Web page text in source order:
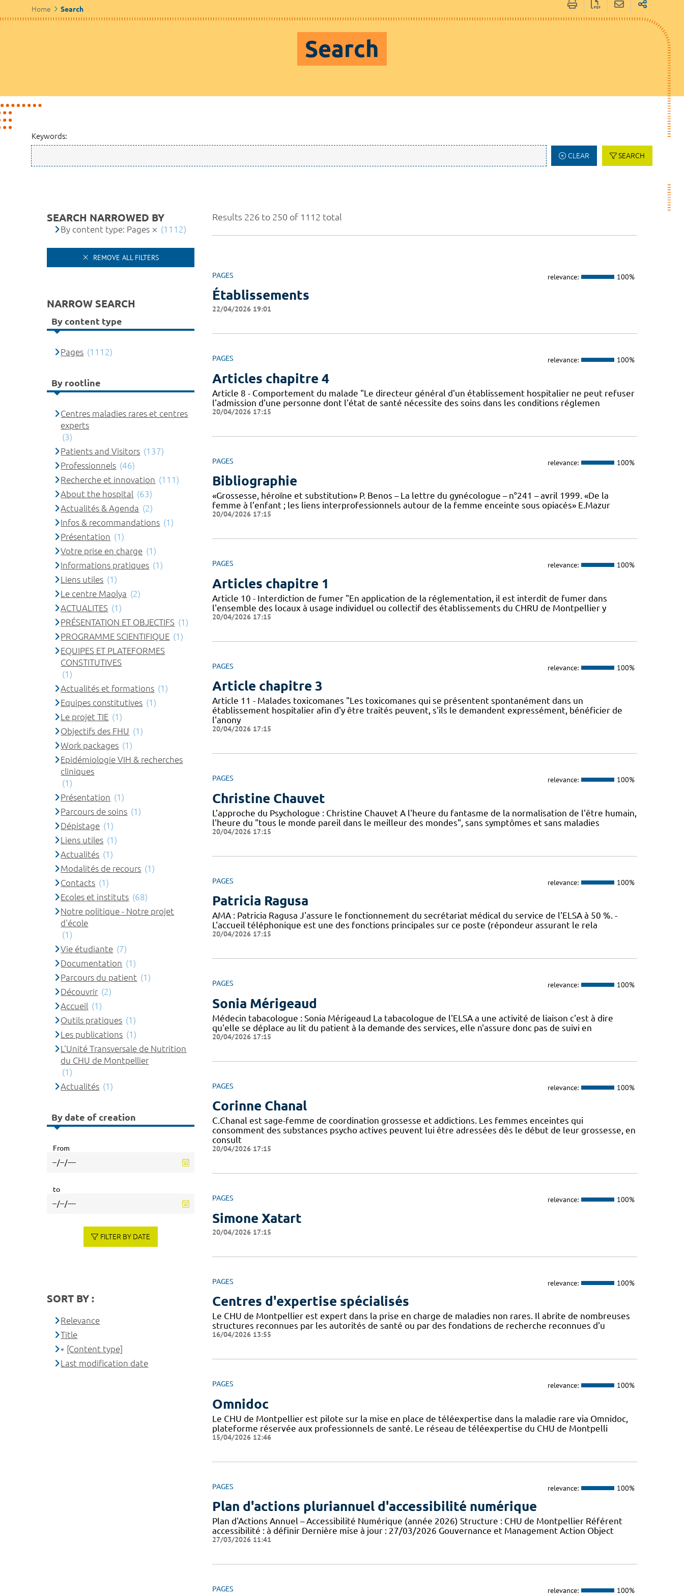
Home Search
Search
Keywords:
CLEAR SEARCH
Results 226 to 250 of 1112 total
PAGES relevance: 100%
Établissements
22/04/2026 19:01
PAGES relevance: 100%
Articles chapitre 4
Article 8 - Comportement du malade "Le directeur général d'un établissement hospitalier ne peut refuser
l'admission d'une personne dont l'état de santé nécessite des soins dans les conditions réglemen
20/04/2026 17:15
PAGES relevance: 100%
Bibliographie
«Grossesse, héroïne et substitution» P. Benos – La lettre du gynécologue – n°241 – avril 1999. «De la
femme à l’enfant ; les liens interprofessionnels autour de la femme enceinte sous opiacés» E.Mazur
20/04/2026 17:15
PAGES relevance: 100%
Articles chapitre 1
Article 10 - Interdiction de fumer "En application de la réglementation, il est interdit de fumer dans
l'ensemble des locaux à usage individuel ou collectif des établissements du CHRU de Montpellier y
20/04/2026 17:15
PAGES relevance: 100%
Article chapitre 3
Article 11 - Malades toxicomanes "Les toxicomanes qui se présentent spontanément dans un
établissement hospitalier afin d'y être traités peuvent, s'ils le demandent expressément, bénéficier de
l'anony
20/04/2026 17:15
PAGES relevance: 100%
Christine Chauvet
L’approche du Psychologue : Christine Chauvet A l'heure du fantasme de la normalisation de l'être humain,
l'heure du "tous le monde pareil dans le meilleur des mondes", sans symptômes et sans maladies
20/04/2026 17:15
PAGES relevance: 100%
Patricia Ragusa
AMA : Patricia Ragusa J'assure le fonctionnement du secrétariat médical du service de l'ELSA à 50 %. -
L'accueil téléphonique est une des fonctions principales sur ce poste (répondeur assurant le rela
20/04/2026 17:15
PAGES relevance: 100%
Sonia Mérigeaud
Médecin tabacologue : Sonia Mérigeaud La tabacologue de l'ELSA a une activité de liaison c'est à dire
qu'elle se déplace au lit du patient à la demande des services, elle n'assure donc pas de suivi en
20/04/2026 17:15
PAGES relevance: 100%
Corinne Chanal
C.Chanal est sage-femme de coordination grossesse et addictions. Les femmes enceintes qui
consomment des substances psycho actives peuvent lui être adressées dès le début de leur grossesse, en
consult
20/04/2026 17:15
PAGES relevance: 100%
Simone Xatart
20/04/2026 17:15
PAGES relevance: 100%
Centres d'expertise spécialisés
Le CHU de Montpellier est expert dans la prise en charge de maladies non rares. Il abrite de nombreuses
structures reconnues par les autorités de santé ou par des fondations de recherche reconnues d'u
16/04/2026 13:55
PAGES relevance: 100%
Omnidoc
Le CHU de Montpellier est pilote sur la mise en place de téléexpertise dans la maladie rare via Omnidoc,
plateforme réservée aux professionnels de santé. Le réseau de téléexpertise du CHU de Montpelli
15/04/2026 12:46
PAGES relevance: 100%
Plan d'actions pluriannuel d'accessibilité numérique
Plan d'Actions Annuel – Accessibilité Numérique (année 2026) Structure : CHU de Montpellier Référent
accessibilité : à définir Dernière mise à jour : 27/03/2026 Gouvernance et Management Action Object
27/03/2026 11:41
PAGES relevance: 100%
SEARCH NARROWED BY
By content type: Pages (1112)
REMOVE ALL FILTERS
NARROW SEARCH
By content type
Pages (1112)
By rootline
Centres maladies rares et centres
experts
(3)
Patients and Visitors (137)
Professionnels (46)
Recherche et innovation (111)
About the hospital (63)
Actualités & Agenda (2)
Infos & recommandations (1)
Présentation (1)
Votre prise en charge (1)
Informations pratiques (1)
Liens utiles (1)
Le centre Maolya (2)
ACTUALITES (1)
PRÉSENTATION ET OBJECTIFS (1)
PROGRAMME SCIENTIFIQUE (1)
EQUIPES ET PLATEFORMES
CONSTITUTIVES
(1)
Actualités et formations (1)
Equipes constitutives (1)
Le projet TIE (1)
Objectifs des FHU (1)
Work packages (1)
Epidémiologie VIH & recherches
cliniques
(1)
Présentation (1)
Parcours de soins (1)
Dépistage (1)
Liens utiles (1)
Actualités (1)
Modalités de recours (1)
Contacts (1)
Ecoles et instituts (68)
Notre politique - Notre projet
d'école
(1)
Vie étudiante (7)
Documentation (1)
Parcours du patient (1)
Découvrir (2)
Accueil (1)
Outils pratiques (1)
Les publications (1)
L'Unité Transversale de Nutrition
du CHU de Montpellier
(1)
Actualités (1)
By date of creation
From
to
FILTER BY DATE
SORT BY :
Relevance
Title
[Content type]
Last modification date